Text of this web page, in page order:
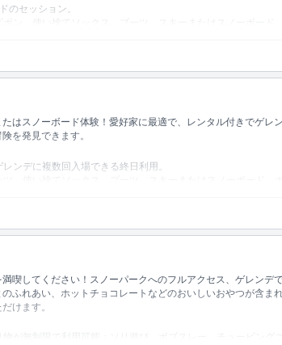
のセッション。
ン、使い捨てソックス、ブーツ、スキーまたはスノーボード、
、スロープを利用するには最低でも中級レベル2以上である必
はスノーボード体験！愛好家に最適で、レンタル付きでゲレ
を発見できます。
ンデに複数回入場できる終日利用。
、使い捨てソックス、ブーツ、スキーまたはスノーボード、ポ
ーボード参加者は最低でも中級レベル2である必要がありま
喫してください！スノーパークへのフルアクセス、ゲレンデ
ふれあい、ホットチョコレートなどのおいしいおやつが含ま
けます。
が無制限で利用可能：ソリ遊び、ボブスレー、チュービングコ